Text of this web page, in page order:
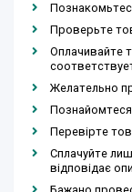
Проверьте
Оплачивайте
Желательно
Познайомтеся
Перевірте
Сплачуйте
відповідає